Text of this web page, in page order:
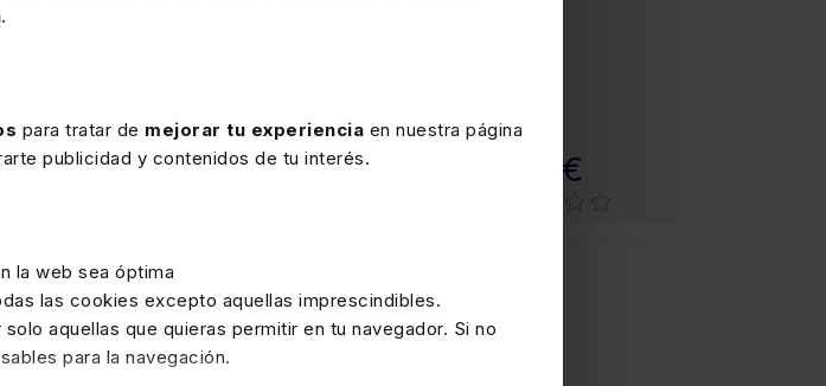
.
para tratar de mejorar tu experiencia en nuestra página
publicidad y contenidos de tu interés.
la web sea óptima
las cookies excepto aquellas imprescindibles.
aquellas que quieras permitir en tu navegador. Si no
para la navegación.
Papel
10,09€
Papel
6,90€
Papel
19,57€